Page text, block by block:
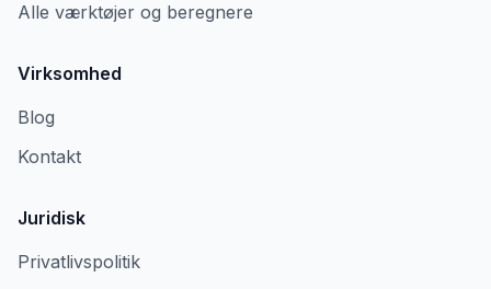
Alle værktøjer og beregnere
Virksomhed
Blog
Kontakt
Juridisk
Privatlivspolitik